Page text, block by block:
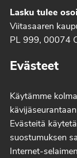
Lasku tulee
Viitasaaren
PL 999, 00074
Evästeet
Käytämme
Evästeitä
suostumuksen
Internet-